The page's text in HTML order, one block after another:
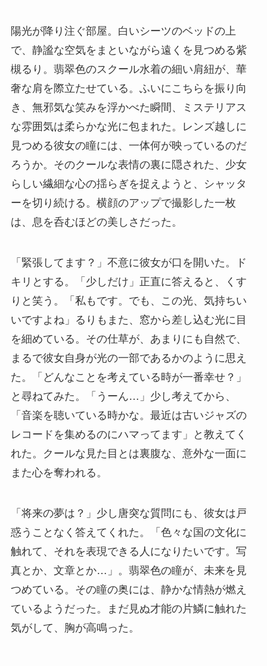
陽光が降り注ぐ部屋。白いシーツのベッドの上
で、静謐な空気をまといながら遠くを見つめる紫
槻るり。翡翠色のスクール水着の細い肩紐が、華
奢な肩を際立たせている。ふいにこちらを振り向
き、無邪気な笑みを浮かべた瞬間、ミステリアス
な雰囲気は柔らかな光に包まれた。レンズ越しに
見つめる彼女の瞳には、一体何が映っているのだ
ろうか。そのクールな表情の裏に隠された、少女
らしい繊細な心の揺らぎを捉えようと、シャッタ
ーを切り続ける。横顔のアップで撮影した一枚
は、息を呑むほどの美しさだった。
「緊張してます？」不意に彼女が口を開いた。ド
キリとする。「少しだけ」正直に答えると、くす
りと笑う。「私もです。でも、この光、気持ちい
いですよね」るりもまた、窓から差し込む光に目
を細めている。その仕草が、あまりにも自然で、
まるで彼女自身が光の一部であるかのように思え
た。「どんなことを考えている時が一番幸せ？」
と尋ねてみた。「うーん…」少し考えてから、
「音楽を聴いている時かな。最近は古いジャズの
レコードを集めるのにハマってます」と教えてく
れた。クールな見た目とは裏腹な、意外な一面に
また心を奪われる。
「将来の夢は？」少し唐突な質問にも、彼女は戸
惑うことなく答えてくれた。「色々な国の文化に
触れて、それを表現できる人になりたいです。写
真とか、文章とか…」。翡翠色の瞳が、未来を見
つめている。その瞳の奥には、静かな情熱が燃え
ているようだった。まだ見ぬ才能の片鱗に触れた
気がして、胸が高鳴った。